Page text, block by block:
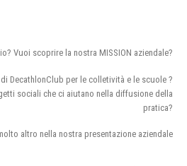
Vuoi scoprire la nostra MISSION aziendale?
DecathlonClub per le colletività e le scuole ?
sociali che ci aiutano nella diffusione della
pratica?
altro nella nostra presentazione aziendale